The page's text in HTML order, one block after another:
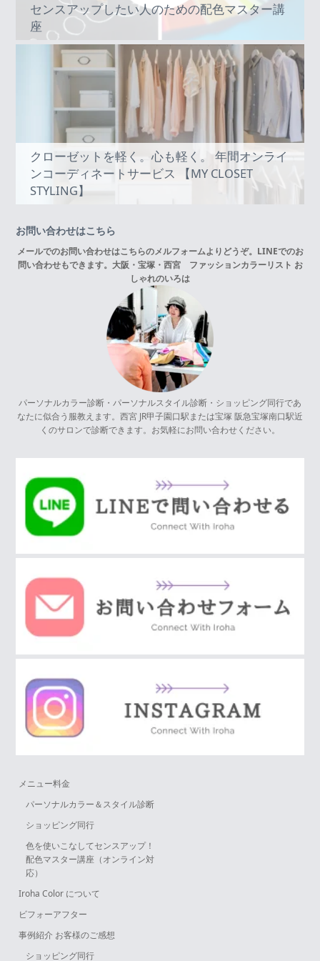
センスアップしたい人のための配色マスター講
座
クローゼットを軽く。心も軽く。 年間オンライ
ンコーディネートサービス 【MY CLOSET
STYLING】
お問い合わせはこちら
メールでのお問い合わせはこちらのメルフォームよりどうぞ。LINEでのお
問い合わせもできます。 大阪・宝塚・西宮 ファッションカラーリスト お
しゃれのいろは
パーソナルカラー診断・パーソナルスタイル診断・ショッピング同行であ
なたに似合う服教えます。西宮 JR甲子園口駅または宝塚 阪急宝塚南口駅近
くのサロンで診断できます。お気軽にお問い合わせください。
メニュー料金
パーソナルカラー＆スタイル診断
ショッピング同行
色を使いこなしてセンスアップ！
配色マスター講座（オンライン対
応）
Iroha Color について
ビフォーアフター
事例紹介 お客様のご感想
ショッピング同行